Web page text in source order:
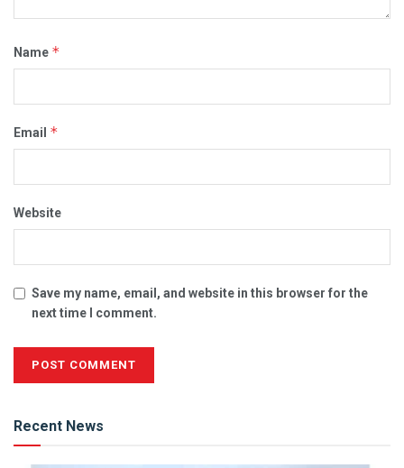
Name *
Email *
Website
Save my name, email, and website in this browser for the
next time I comment.
Recent News